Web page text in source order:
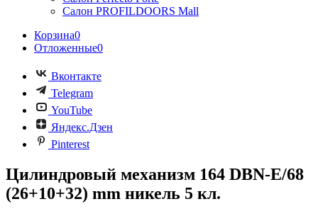
Салон PROFILDOORS Mall
Корзина0
Отложенные0
Вконтакте
Telegram
YouTube
Яндекс.Дзен
Pinterest
Цилиндровый механизм 164 DBN-E/68
(26+10+32) mm никель 5 кл.